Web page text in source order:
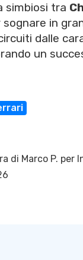
simbiosi tra
in
dalle
un
di Marco P. per